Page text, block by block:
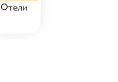
Отели